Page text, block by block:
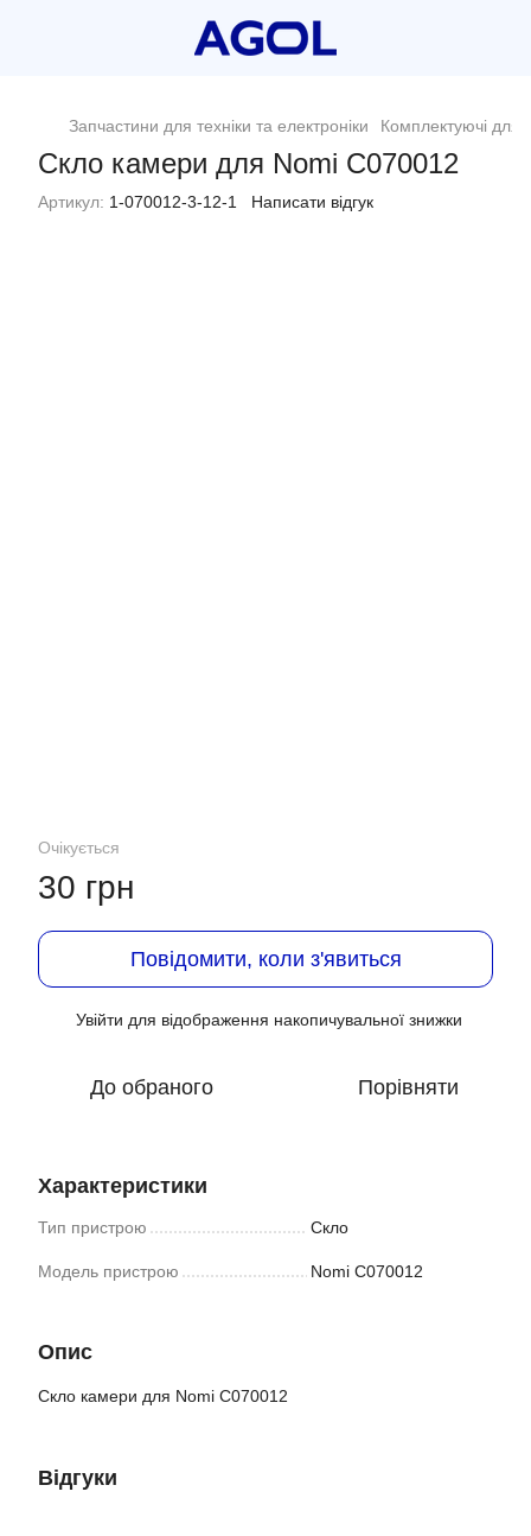
Запчастини для техніки та електроніки Комплектуючі для
Скло камери для Nomi C070012
Артикул: 1-070012-3-12-1 Написати відгук
Очікується
30 грн
Повідомити, коли з'явиться
Увійти для відображення накопичувальної знижки
До обраного Порівняти
Характеристики
Тип пристрою Скло
Модель пристрою Nomi C070012
Опис
Скло камери для Nomi C070012
Відгуки